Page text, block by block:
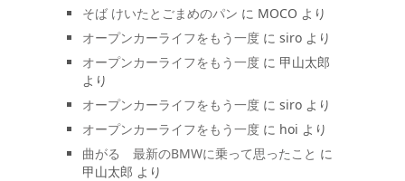
そば けいたとごまめのパン に MOCO より
オープンカーライフをもう一度 に siro より
オープンカーライフをもう一度 に 甲山太郎
より
オープンカーライフをもう一度 に siro より
オープンカーライフをもう一度 に hoi より
曲がる 最新のBMWに乗って思ったこと に
甲山太郎 より